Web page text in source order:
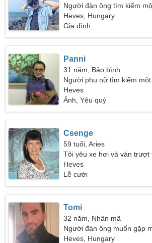
Người đàn ông tìm kiếm
Heves, Hungary
Gia đình
Panni
31 năm, Bảo bình
Người phụ nữ tìm kiếm
Heves
Ảnh, Yêu quý
Csenge
59 tuổi, Aries
Tôi yêu xe hơi và ván trượt
Heves
Lễ cưới
Tomi
32 năm, Nhân mã
Người đàn ông muốn gặp
28
Heves, Hungary